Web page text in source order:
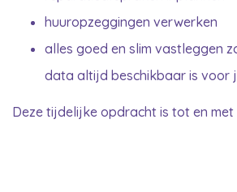
huuropzeggingen verwerken
alles goed en slim vastleggen
data altijd beschikbaar is voor
Deze tijdelijke opdracht is tot en met